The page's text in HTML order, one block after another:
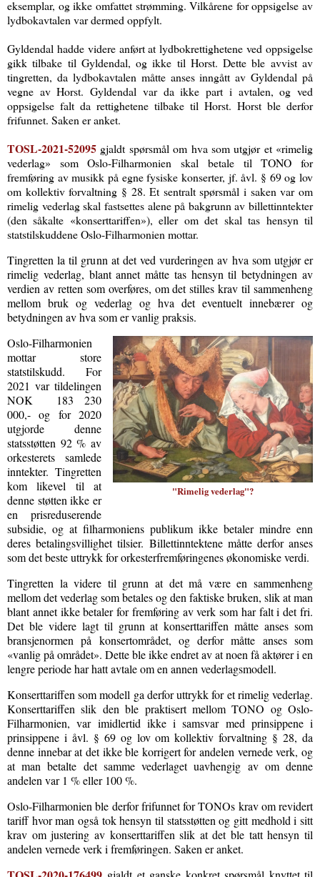
eksemplar, og ikke omfattet strømming. Vilkårene for oppsigelse av
lydbokavtalen var dermed oppfylt.
Gyldendal hadde videre anført at lydbokrettighetene ved oppsigelse
gikk tilbake til Gyldendal, og ikke til Horst. Dette ble avvist av
tingretten, da lydbokavtalen måtte anses inngått av Gyldendal på
vegne av Horst. Gyldendal var da ikke part i avtalen, og ved
oppsigelse falt da rettighetene tilbake til Horst. Horst ble derfor
frifunnet. Saken er anket.
TOSL-2021-52095 gjaldt spørsmål om hva som utgjør et «rimelig
vederlag» som Oslo-Filharmonien skal betale til TONO for
fremføring av musikk på egne fysiske konserter, jf. åvl. § 69 og lov
om kollektiv forvaltning § 28. Et sentralt spørsmål i saken var om
rimelig vederlag skal fastsettes alene på bakgrunn av billettinntekter
(den såkalte «konserttariffen»), eller om det skal tas hensyn til
statstilskuddene Oslo-Filharmonien mottar.
Tingretten la til grunn at det ved vurderingen av hva som utgjør er
rimelig vederlag, blant annet måtte tas hensyn til betydningen av
verdien av retten som overføres, om det stilles krav til sammenheng
mellom bruk og vederlag og hva det eventuelt innebærer og
betydningen av hva som er vanlig praksis.
"Rimelig vederlag"?
Oslo-Filharmonien
mottar store
statstilskudd. For
2021 var tildelingen
NOK 183 230
000,- og for 2020
utgjorde denne
statsstøtten 92 % av
orkesterets samlede
inntekter. Tingretten
kom likevel til at
denne støtten ikke er
en prisreduserende
subsidie, og at filharmoniens publikum ikke betaler mindre enn
deres betalingsvillighet tilsier. Billettinntektene måtte derfor anses
som det beste uttrykk for orkesterfremføringenes økonomiske verdi.
Tingretten la videre til grunn at det må være en sammenheng
mellom det vederlag som betales og den faktiske bruken, slik at man
blant annet ikke betaler for fremføring av verk som har falt i det fri.
Det ble videre lagt til grunn at konserttariffen måtte anses som
bransjenormen på konsertområdet, og derfor måtte anses som
«vanlig på området». Dette ble ikke endret av at noen få aktører i en
lengre periode har hatt avtale om en annen vederlagsmodell.
Konserttariffen som modell ga derfor uttrykk for et rimelig vederlag.
Konserttariffen slik den ble praktisert mellom TONO og Oslo-
Filharmonien, var imidlertid ikke i samsvar med prinsippene i
prinsippene i åvl. § 69 og lov om kollektiv forvaltning § 28, da
denne innebar at det ikke ble korrigert for andelen vernede verk, og
at man betalte det samme vederlaget uavhengig av om denne
andelen var 1 % eller 100 %.
Oslo-Filharmonien ble derfor frifunnet for TONOs krav om revidert
tariff hvor man også tok hensyn til statsstøtten og gitt medhold i sitt
krav om justering av konserttariffen slik at det ble tatt hensyn til
andelen vernede verk i fremføringen. Saken er anket.